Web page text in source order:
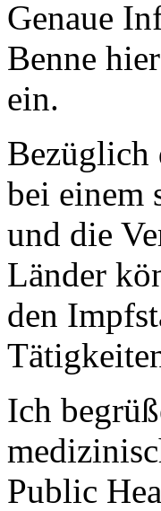
Genaue
Benne
ein.
Bezüglich
bei einem
und die
Länder
den
Ich
Public